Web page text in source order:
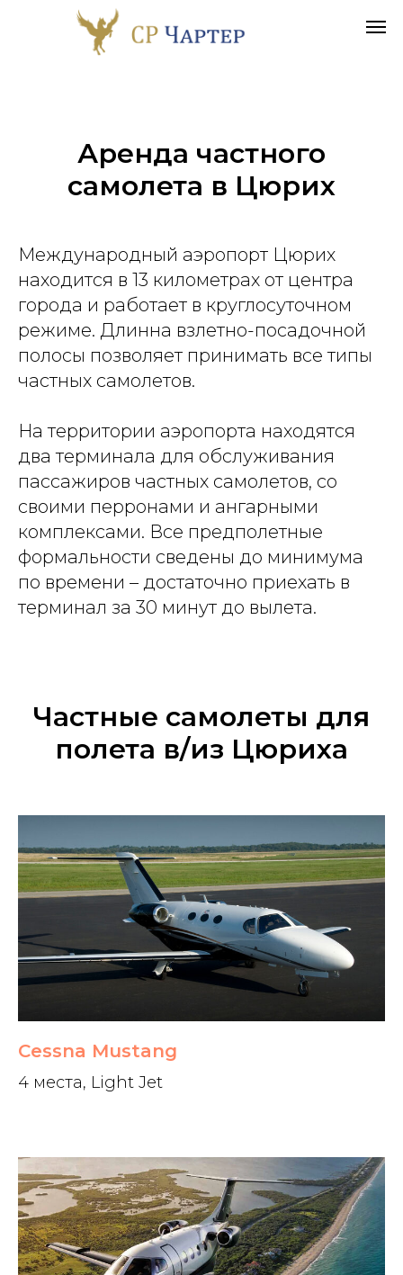
Аренда частного
самолета в Цюрих
Международный аэропорт Цюрих
находится в 13 километрах от центра
города и работает в круглосуточном
режиме. Длинна взлетно-посадочной
полосы позволяет принимать все типы
частных самолетов.
На территории аэропорта находятся
два терминала для обслуживания
пассажиров частных самолетов, со
своими перронами и ангарными
комплексами. Все предполетные
формальности сведены до минимума
по времени – достаточно приехать в
терминал за 30 минут до вылета.
Частные самолеты для
полета в/из Цюриха
Cessna Mustang
4 места, Light Jet